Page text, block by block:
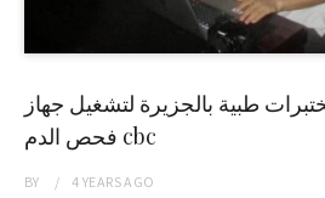
مختبرات طبية بالجزيرة لتشغيل جهاز
فحص الدم cbc
BY 4 YEARSAGO